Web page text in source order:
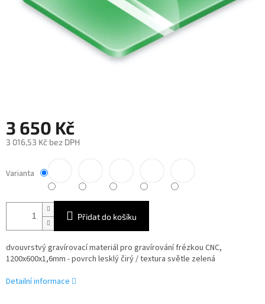
3 650 Kč
3 016,53 Kč bez DPH
cena:
Varianta
Přidat do košíku
dvouvrstvý gravírovací materiál pro gravírování frézkou CNC,
1200x600x1,6mm - povrch lesklý čirý / textura světle zelená
Detailní informace